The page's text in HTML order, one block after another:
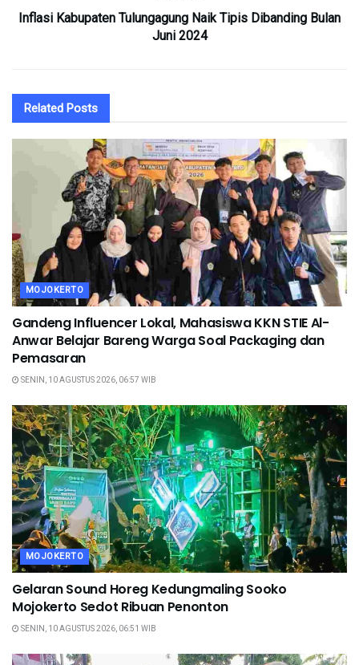
Inflasi Kabupaten Tulungagung Naik Tipis Dibanding Bulan
Juni 2024
Related Posts
MOJOKERTO
Gandeng Influencer Lokal, Mahasiswa KKN STIE Al-
Anwar Belajar Bareng Warga Soal Packaging dan
Pemasaran
SENIN, 10 AGUSTUS 2026, 06:57 WIB
MOJOKERTO
Gelaran Sound Horeg Kedungmaling Sooko
Mojokerto Sedot Ribuan Penonton
SENIN, 10 AGUSTUS 2026, 06:51 WIB